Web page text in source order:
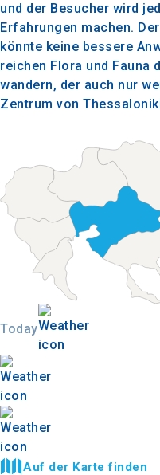
und der Besucher wird
Erfahrungen machen.
könnte keine bessere
reichen Flora und Fauna
wandern, der auch nur
Zentrum von
Today
Auf der Karte finden